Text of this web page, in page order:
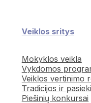
Veiklos sritys
Mokyklos veikla
Vykdomos
Veiklos vertinimo
Tradicijos ir
Piešinių konkursai